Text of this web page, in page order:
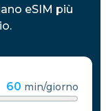
eSIM più
60 min/giorno